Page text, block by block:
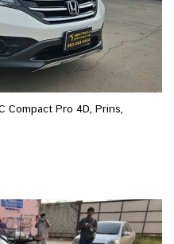
Compact Pro 4D, Prins,